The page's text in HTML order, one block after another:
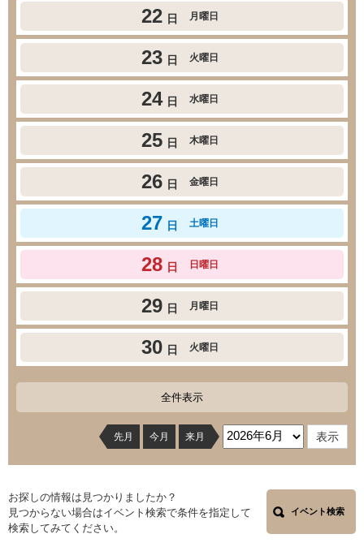
22 日 月曜日
23 日 火曜日
24 日 水曜日
25 日 木曜日
26 日 金曜日
27 日 土曜日
28 日 日曜日
29 日 月曜日
30 日 火曜日
全件表示
先月 今月 来月
お探しの情報は見つかりましたか？
見つからない場合はイベント検索で条件を指定して
検索してみてください。
イベント検索